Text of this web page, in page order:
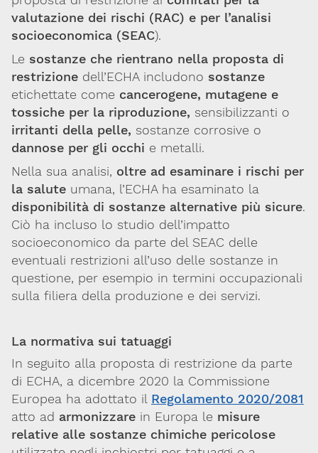
valutazione dei rischi (RAC) e per l’analisi
socioeconomica (SEAC).
Le sostanze che rientrano nella proposta di
restrizione dell’ECHA includono sostanze
etichettate come cancerogene, mutagene e
tossiche per la riproduzione, sensibilizzanti o
irritanti della pelle, sostanze corrosive o
dannose per gli occhi e metalli.
Nella sua analisi, oltre ad esaminare i rischi per
la salute umana, l’ECHA ha esaminato la
disponibilità di sostanze alternative più sicure.
Ciò ha incluso lo studio dell’impatto
socioeconomico da parte del SEAC delle
eventuali restrizioni all’uso delle sostanze in
questione, per esempio in termini occupazionali
sulla filiera della produzione e dei servizi.
La normativa sui tatuaggi
In seguito alla proposta di restrizione da parte
di ECHA, a dicembre 2020 la Commissione
Europea ha adottato il Regolamento 2020/2081
atto ad armonizzare in Europa le misure
relative alle sostanze chimiche pericolose